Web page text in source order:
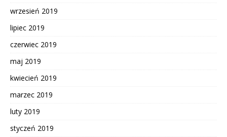
wrzesień 2019
lipiec 2019
czerwiec 2019
maj 2019
kwiecień 2019
marzec 2019
luty 2019
styczeń 2019